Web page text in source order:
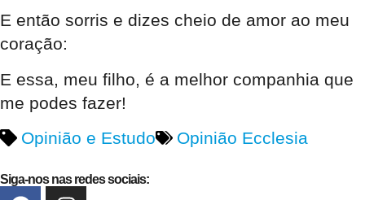
E então sorris e dizes cheio de amor ao meu
coração:
E essa, meu filho, é a melhor companhia que
me podes fazer!
Opinião e Estudo
Opinião Ecclesia
Siga-nos nas redes sociais: